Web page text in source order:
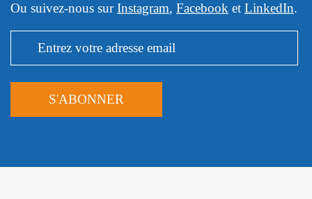
Ou suivez-nous surInstagram, Facebook et LinkedIn.